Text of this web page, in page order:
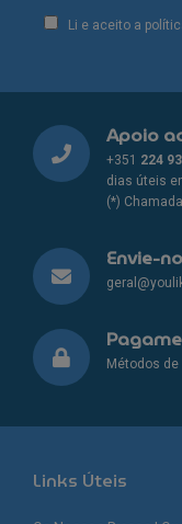
Li e aceito a
Apoio
+351 224
dias úteis
(*)
Envie-
Métodos
Links Úteis